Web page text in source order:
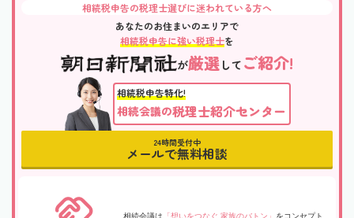
相続税申告の税理士選びに迷われている方へ
あなたのお住まいのエリアで
相続税申告に強い税理士を
が厳選して ご紹介!
相続税申告特化!
相続会議の税理士紹介センター
24時間受付中
メールで無料相談
相続会議は 「想いをつなぐ 家族のバトン」 をコンセプト